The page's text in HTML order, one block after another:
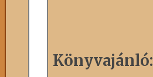
Könyvajánló: